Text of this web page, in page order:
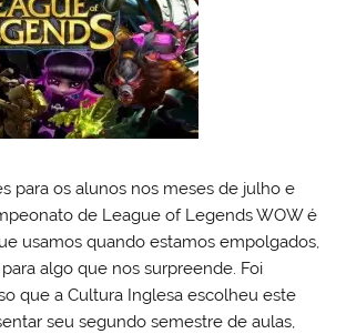
para os alunos nos meses de julho e
de League of Legends WOW é
usamos quando estamos empolgados,
algo que nos surpreende. Foi
que a Cultura Inglesa escolheu este
seu segundo semestre de aulas,